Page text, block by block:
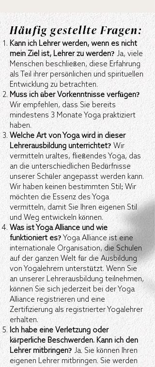
Häufig gestellte Fragen:
Kann ich Lehrer werden, wenn es nicht
mein Ziel ist, Lehrer zu werden? Ja, viele
Menschen beschließen, diese Erfahrung
als Teil ihrer persönlichen und spirituellen
Entwicklung zu betrachten.
Muss ich über Vorkenntnisse verfügen?
Wir empfehlen, dass Sie bereits
mindestens 3 Monate Yoga praktiziert
haben.
Welche Art von Yoga wird in dieser
Lehrerausbildung unterrichtet? Wir
vermitteln uraltes, fließendes Yoga, das
an die unterschiedlichen Bedürfnisse
unserer Schüler angepasst werden kann.
Wir haben keinen bestimmten Stil; Wir
möchten die Essenz des Yoga
vermitteln, damit Sie Ihren eigenen Stil
und Weg entwickeln können.
Was ist Yoga Alliance und wie
funktioniert es? Yoga Alliance ist eine
internationale Organisation, die Schulen
auf der ganzen Welt für die Ausbildung
von Yogalehrern unterstützt. Wenn Sie
an unserer Lehrerausbildung teilnehmen,
können Sie sich jederzeit bei der Yoga
Alliance registrieren und eine
Zertifizierung als registrierter Yogalehrer
erhalten.
Ich habe eine Verletzung oder
körperliche Beschwerden. Kann ich den
Lehrer mitbringen? Ja. Sie können Ihren
eigenen Lehrer mitbringen. Sie werden